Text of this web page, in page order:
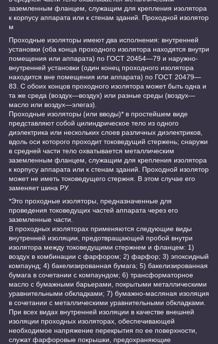
заземленным фланцем, служащим для крепления изолятора
к корпусу аппарата или к стенам зданий. Проходной изолятор
м
Проходные изоляторы имеют два исполнения: внутренней
установки (оба конца проходного изолятора находятся внутри
помещения или аппарата) по ГОСТ 20454—79 и наружно-
внутренней установки (один конец проходного изолятора
находится вне помещения или аппарата) по ГОСТ 20479—
83. С обоих концов проходного изолятора может быть одна и
та же среда (воздух—воздух) или разные среды (воздух—
масло или воздух—элегаз).
Проходные изоляторы (или вводы)* в простейшем виде
представляют собой цилиндрическое тело из одного
диэлектрика или нескольких слоев различных диэлектриков,
вдоль оси которого проходит токоведущий стержень; снаружи
в средней части тело охватывается металлическим
заземленным фланцем, служащим для крепления изолятора
к корпусу аппарата или к стенам зданий. Проходной изолятор
может не иметь токоведущего стержня. В этом случае его
заменяет шина РУ.
*Это проходные изоляторы, предназначенные для
проведения токоведущих частей аппарата через его
заземленные части.
В проходных изоляторах применяются следующие виды
внутренней изоляции, предотвращающей пробой внутри
изолятора между токоведущими стержнем и фланцем: 1)
воздух в комбинации с фарфором; 2) фарфор; 3) эпоксидный
компаунд; 4) бакелизированная бумага; 5) бакелизированная
бумага в сочетании с компаундом; 6) трансформаторное
масло с бумажными барьерами, покрытыми металлическими
уравнительными обкладками; 7) бумажно-масляная изоляция
в сочетании с металлическими уравнительными обкладками.
При всех видах внутренней изоляции в качестве внешней
изоляции проходных изоляторах, обеспечивающей
необходимое напряжение перекрытия по ее поверхности,
служат фарфоровые покрышки, предохраняющие